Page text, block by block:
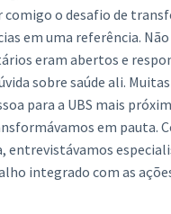
comigo o desafio de
em uma referência.
eram abertos e
sobre saúde ali.
para a UBS mais
em pauta.
entrevistávamos
integrado com as